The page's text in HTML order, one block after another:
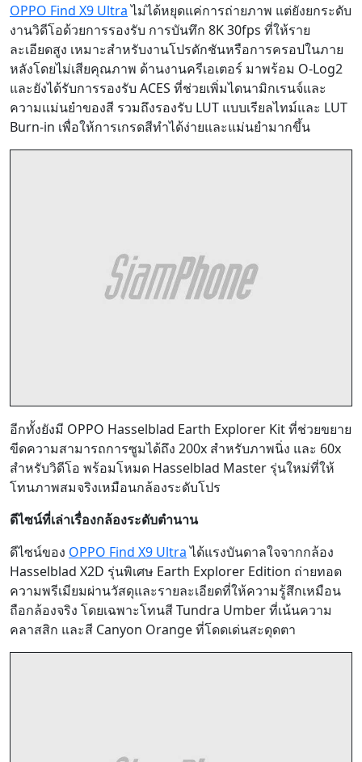
OPPO Find X9 Ultraไม่ได้หยุดแค่การถ่ายภาพ แต่ยังยกระดับ
งานวิดีโอด้วยการรองรับ การบันทึก 8K 30fps ที่ให้ราย
ละเอียดสูง เหมาะสำหรับงานโปรดักชันหรือการครอปในภาย
หลังโดยไม่เสียคุณภาพ ด้านงานครีเอเตอร์ มาพร้อม O-Log2
และยังได้รับการรองรับ ACES ที่ช่วยเพิ่มไดนามิกเรนจ์และ
ความแม่นยำของสี รวมถึงรองรับ LUT แบบเรียลไทม์และ LUT
Burn-in เพื่อให้การเกรดสีทำได้ง่ายและแม่นยำมากขึ้น
อีกทั้งยังมี OPPO Hasselblad Earth Explorer Kit ที่ช่วยขยาย
ขีดความสามารถการซูมได้ถึง 200x สำหรับภาพนิ่ง และ 60x
สำหรับวิดีโอ พร้อมโหมด Hasselblad Master รุ่นใหม่ที่ให้
โทนภาพสมจริงเหมือนกล้องระดับโปร
ดีไซน์ที่เล่าเรื่องกล้องระดับตำนาน
ดีไซน์ของ OPPO Find X9 Ultraได้แรงบันดาลใจจากกล้อง
Hasselblad X2D รุ่นพิเศษ Earth Explorer Edition ถ่ายทอด
ความพรีเมียมผ่านวัสดุและรายละเอียดที่ให้ความรู้สึกเหมือน
ถือกล้องจริง โดยเฉพาะโทนสี Tundra Umber ที่เน้นความ
คลาสสิก และสี Canyon Orange ที่โดดเด่นสะดุดตา